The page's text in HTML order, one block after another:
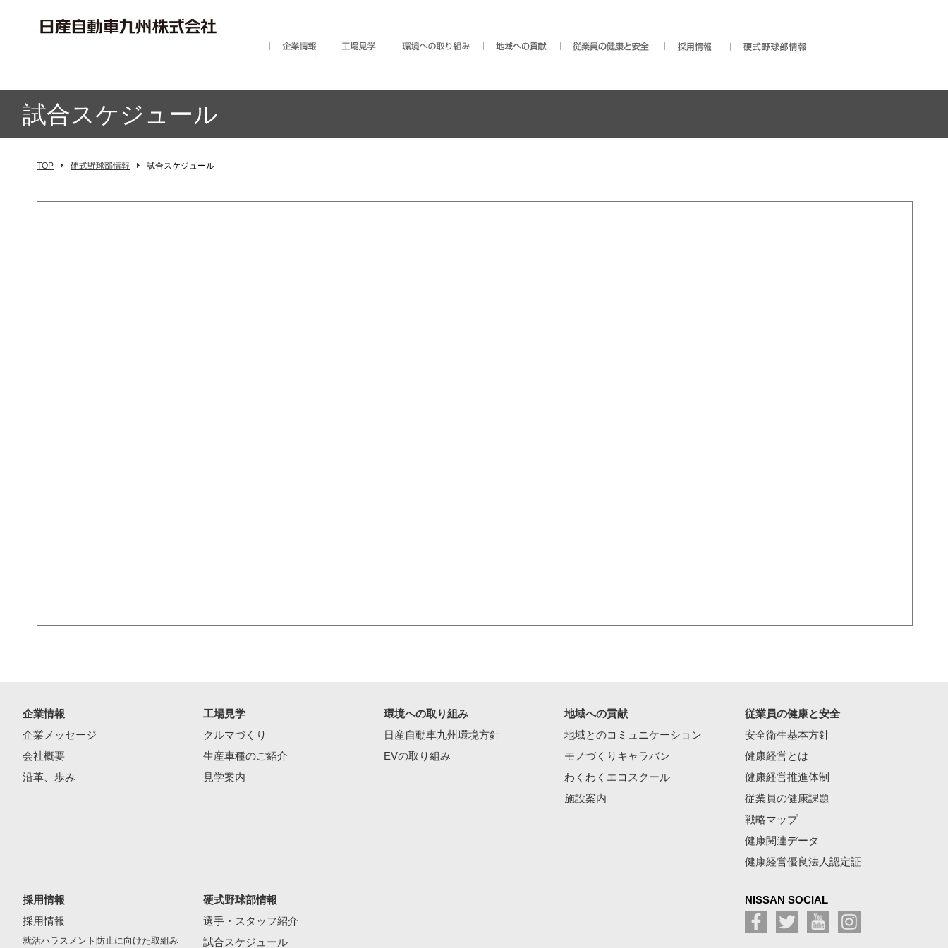
試合スケジュール
TOP 硬式野球部情報 試合スケジュール
企業情報
企業メッセージ
会社概要
沿革、歩み
工場見学
クルマづくり
生産車種のご紹介
見学案内
環境への取り組み
日産自動車九州環境方針
EVの取り組み
地域への貢献
地域とのコミュニケーション
モノづくりキャラバン
わくわくエコスクール
施設案内
従業員の健康と安全
安全衛生基本方針
健康経営とは
健康経営推進体制
従業員の健康課題
戦略マップ
健康関連データ
健康経営優良法人認定証
採用情報
採用情報
就活ハラスメント防止に向けた取組み
硬式野球部情報
選手・スタッフ紹介
試合スケジュール
NISSAN SOCIAL